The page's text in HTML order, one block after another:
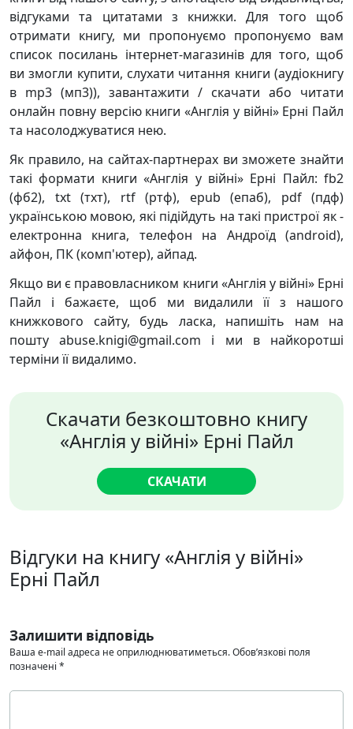
відгуками та цитатами з книжки. Для того щоб
отримати книгу, ми пропонуємо пропонуємо вам
список посилань інтернет-магазинів для того, щоб
ви змогли купити, слухати читання книги (аудіокнигу
в mp3 (мп3)), завантажити / скачати або читати
онлайн повну версію книги «Англія у війні» Ерні Пайл
та насолоджуватися нею.
Як правило, на сайтах-партнерах ви зможете знайти
такі формати книги «Англія у війні» Ерні Пайл: fb2
(фб2), txt (тхт), rtf (ртф), epub (епаб), pdf (пдф)
українською мовою, які підійдуть на такі пристрої як -
електронна книга, телефон на Андроїд (android),
айфон, ПК (комп'ютер), айпад.
Якщо ви є правовласником книги «Англія у війні» Ерні
Пайл і бажаєте, щоб ми видалили її з нашого
книжкового сайту, будь ласка, напишіть нам на
пошту abuse.knigi@gmail.com і ми в найкоротші
терміни її видалимо.
Скачати безкоштовно книгу
«Англія у війні» Ерні Пайл
СКАЧАТИ
Відгуки на книгу «Англія у війні»
Ерні Пайл
Залишити відповідь
Ваша e-mail адреса не оприлюднюватиметься.Обов’язкові поля
позначені *